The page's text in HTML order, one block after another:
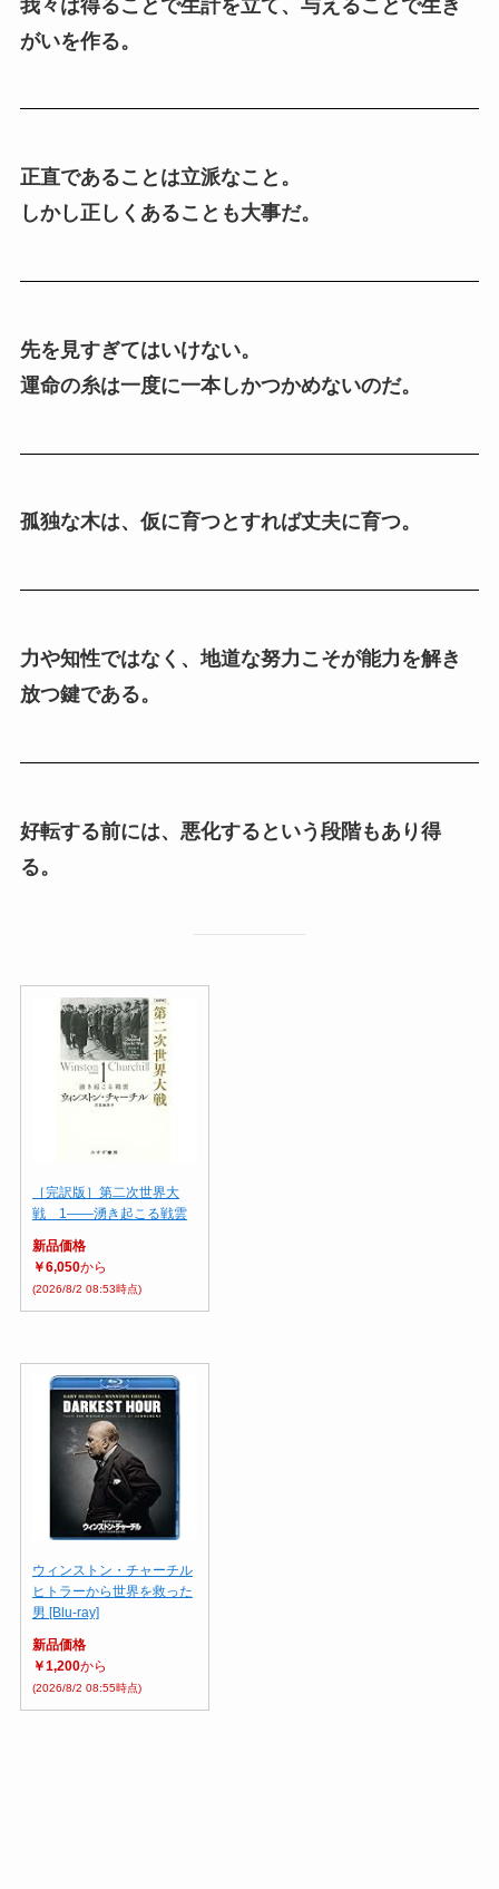
我々は得ることで生計を立て、与えることで生き
がいを作る。
正直であることは立派なこと。
しかし正しくあることも大事だ。
先を見すぎてはいけない。
運命の糸は一度に一本しかつかめないのだ。
孤独な木は、仮に育つとすれば丈夫に育つ。
力や知性ではなく、地道な努力こそが能力を解き
放つ鍵である。
好転する前には、悪化するという段階もあり得
る。
［完訳版］第二次世界大
戦 1――湧き起こる戦雲
新品価格
￥6,050から
(2026/8/2 08:53時点)
ウィンストン・チャーチル
ヒトラーから世界を救った
男 [Blu-ray]
新品価格
￥1,200から
(2026/8/2 08:55時点)